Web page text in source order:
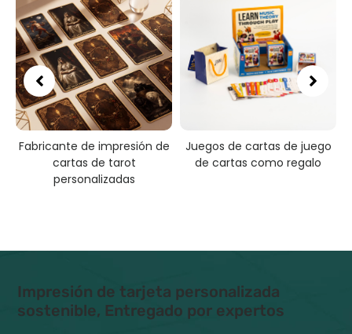
Fabricante de impresión de
cartas de tarot
personalizadas
Juegos de cartas de juego
de cartas como regalo
Impresión de tarjeta personalizada
sostenible, Entregado por expertos